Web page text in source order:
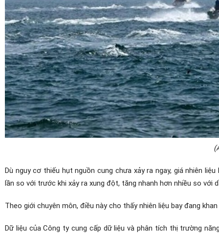
Dù nguy cơ thiếu hụt nguồn cung chưa xảy ra ngay, giá nhiên
lần so với trước khi xảy ra xung đột, tăng nhanh hơn nhiều so với
Theo giới chuyên môn, điều này cho thấy nhiên liệu bay đang
Dữ liệu của Công ty cung cấp dữ liệu và phân tích thị trường